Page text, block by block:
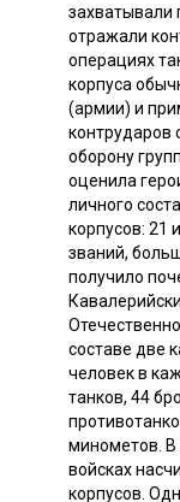
захватывали
отражали
операциях
корпуса
(армии) и
контрударов
оборону
оценила
личного
корпусов: 21
званий,
получило
составе две
человек в
танков, 44
минометов. В
войсках
корпусов.